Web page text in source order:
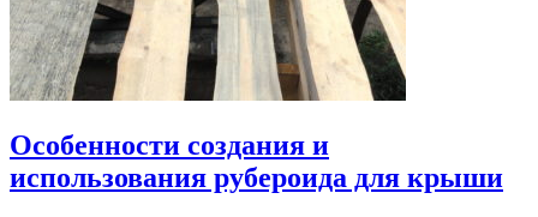
Особенности создания и
использования рубероида для крыши